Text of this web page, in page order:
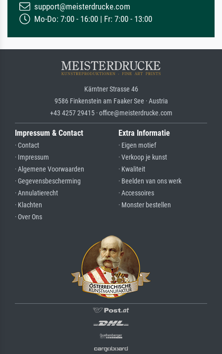
support@meisterdrucke.com
Mo-Do: 7:00 - 16:00 | Fr: 7:00 - 13:00
Kärntner Strasse 46
9586 Finkenstein am Faaker See · Austria
+43 4257 29415 · office@meisterdrucke.com
Impressum & Contact
· Contact
· Impressum
· Algemene Voorwaarden
· Gegevensbescherming
· Annulatierecht
· Klachten
· Over Ons
Extra Informatie
· Eigen motief
· Verkoop je kunst
· Kwaliteit
· Beelden van ons werk
· Accessoires
· Monster bestellen